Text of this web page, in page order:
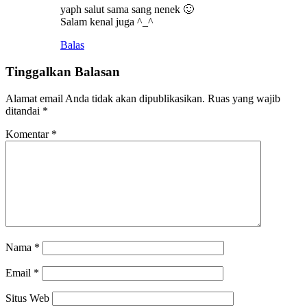
yaph salut sama sang nenek 🙂
Salam kenal juga ^_^
Balas
Tinggalkan Balasan
Alamat email Anda tidak akan dipublikasikan. Ruas yang wajib
ditandai *
Komentar *
Nama *
Email *
Situs Web